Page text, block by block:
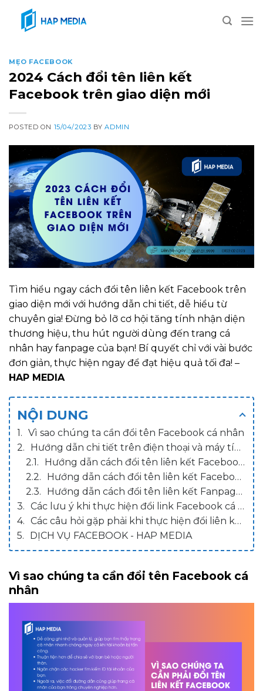
content
MẸO FACEBOOK
2024 Cách đổi tên liên kết
Facebook trên giao diện mới
POSTED ON 15/04/2023 BYADMIN
Tìm hiểu ngay cách đổi tên liên kết Facebook trên
giao diện mới với hướng dẫn chi tiết, dễ hiểu từ
chuyên gia! Đừng bỏ lỡ cơ hội tăng tính nhận diện
thương hiệu, thu hút người dùng đến trang cá
nhân hay fanpage của bạn! Bí quyết chỉ với vài bước
đơn giản, thực hiện ngay để đạt hiệu quả tối đa! –
HAP MEDIA
NỘI DUNG
Vì sao chúng ta cần đổi tên Facebook cá nhân
Hướng dẫn chi tiết trên điện thoại và máy tính
Hướng dẫn cách đổi tên liên kết Facebook tài khoản cá nhân trên điện thoại
Hướng dẫn cách đổi tên liên kết Facebook tài khoản cá nhân trên máy tính
Hướng dẫn cách đổi tên liên kết Fanpage Facebook
Các lưu ý khi thực hiện đổi link Facebook cá nhân trên điện thoại và máy tính
Các câu hỏi gặp phải khi thực hiện đổi liên kết Facebook
DỊCH VỤ FACEBOOK - HAP MEDIA
Vì sao chúng ta cần đổi tên Facebook cá
nhân